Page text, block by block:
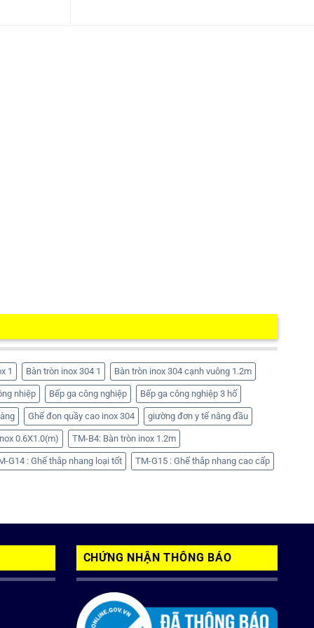
1 Bàn tròn inox 304 1 Bàn tròn inox 304 cạnh vuông 1.2m
nhiệp Bếp ga công nghiệp Bếp ga công nghiệp 3 hố
Ghế đon quầy cao inox 304 giường đơn y tế nâng đầu
0.6X1.0(m) TM-B4: Bàn tròn inox 1.2m
G14 : Ghế thắp nhang loại tốt TM-G15 : Ghế thắp nhang cao cấp
CHỨNG NHẬN THÔNG BÁO